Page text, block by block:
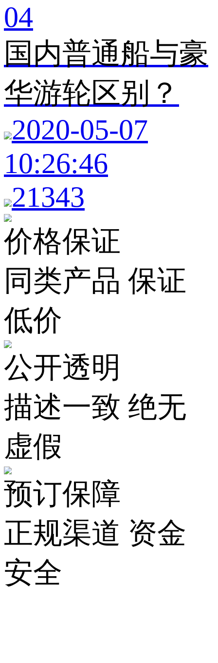
04
国内普通船与豪
华游轮区别？
2020-05-07
10:26:46
21343
价格保证
同类产品 保证
低价
公开透明
描述一致 绝无
虚假
预订保障
正规渠道 资金
安全